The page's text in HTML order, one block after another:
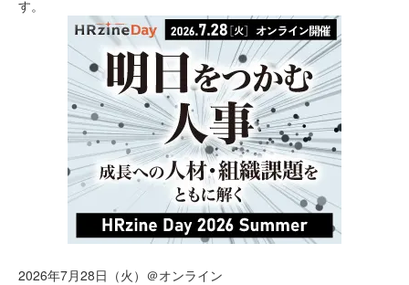
す。
2026年7月28日（火）＠オンライン